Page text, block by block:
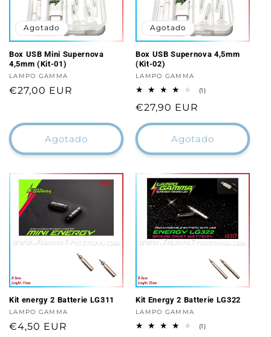
Agotado
Box USB Mini Supernova
4,5mm (Kit-01)
Proveedor:
LAMPO GAMMA
Precio
€27,00 EUR
Agotado
Agotado
Box USB Supernova 4,5mm
(Kit-02)
Proveedor:
LAMPO GAMMA
(1)1
Precio
habitual
€27,90 EUR
Agotado
Kit energy 2 Batterie LG311
Proveedor:
LAMPO GAMMA
Precio
€4,50 EUR
Kit Energy 2 Batterie LG322
Proveedor:
LAMPO GAMMA
(1)1